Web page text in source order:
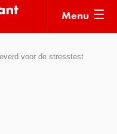
Menu
voor de stresstest